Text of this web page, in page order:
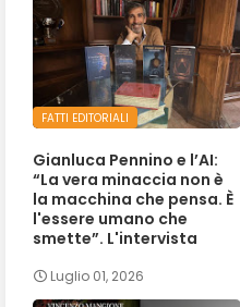
FATTI EDITORIALI
Gianluca Pennino e l’AI:
“La vera minaccia non è
la macchina che pensa. È
l'essere umano che
smette”. L'intervista
Luglio 01, 2026